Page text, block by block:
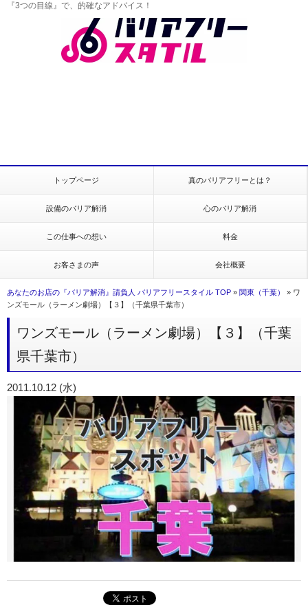
『3つの目線』で、的確なアドバイス！
トップページ 真のバリアフリーとは？
設備のバリア解消 心のバリア解消
この仕事への想い 料金
お客さまの声 会社概要
あなたのお店の『バリア解消』請負人 バリアフリースタイル TOP » 関東（千葉） » ワ
ンズモール（ラーメン劇場）【３】（千葉県千葉市）
ワンズモール（ラーメン劇場）【３】（千葉
県千葉市）
2011.10.12 (水)